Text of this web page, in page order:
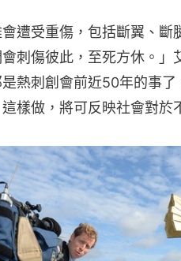
會遭受重傷，包括斷翼、
刺傷彼此，至死方休。
熱刺創會前近50年的事
樣做，將可反映社會對於